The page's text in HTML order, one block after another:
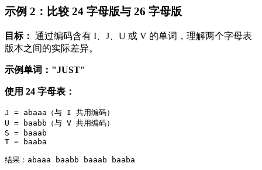
示例 2：比较 24 字母版与 26 字母版
目标： 通过编码含有 I、J、U 或 V 的单词，理解两个字母表
版本之间的实际差异。
示例单词："JUST"
使用 24 字母表：
J = abaaa（与 I 共用编码）
U = baabb（与 V 共用编码）
S = baaab
T = baaba